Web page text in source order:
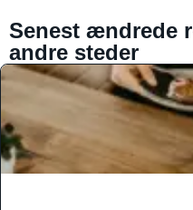
Senest ændrede
andre steder